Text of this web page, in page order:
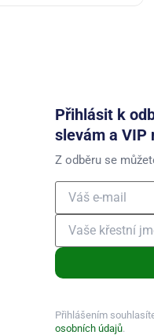
Přihlásit k
slevám a VIP
Z odběru se
Přihlášením
osobních údajů.